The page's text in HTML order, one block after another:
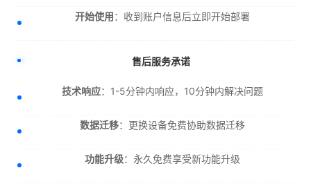
开始使用：收到账户信息后立即开始部署
售后服务承诺
技术响应：1-5分钟内响应，10分钟内解决问题
数据迁移：更换设备免费协助数据迁移
功能升级：永久免费享受新功能升级